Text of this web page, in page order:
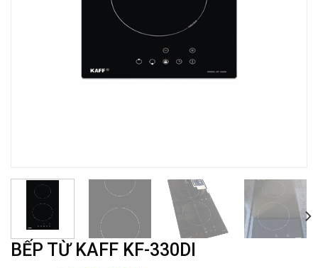
BẾP TỪ KAFF KF-330DI